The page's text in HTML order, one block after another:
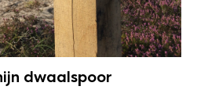
dwaalspoor